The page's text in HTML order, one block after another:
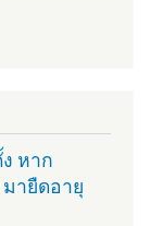
หาก
ายืดอายุ